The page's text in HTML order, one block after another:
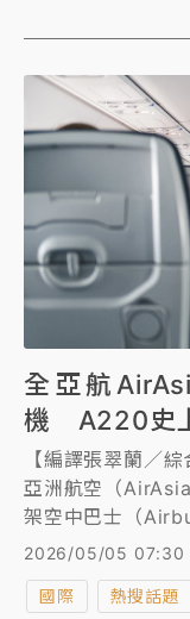
全亞航
機 A220史
【編譯張翠蘭／
亞洲航空（
架空中巴士（
以來最大的訂單。
2026/05/05 07:30
國際 熱搜話題